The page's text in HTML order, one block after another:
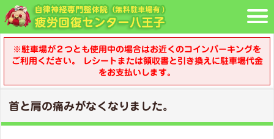
※駐車場が２つとも使用中の場合はお近くのコインパーキングを
ご利用ください。 レシートまたは領収書と引き換えに駐車場代金
をお支払いします。
首と肩の痛みがなくなりました。